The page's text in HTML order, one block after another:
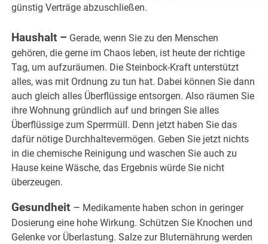
günstig Verträge abzuschließen.
Haushalt – Gerade, wenn Sie zu den Menschen
gehören, die gerne im Chaos leben, ist heute der richtige
Tag, um aufzuräumen. Die Steinbock-Kraft unterstützt
alles, was mit Ordnung zu tun hat. Dabei können Sie dann
auch gleich alles Überflüssige entsorgen. Also räumen Sie
ihre Wohnung gründlich auf und bringen Sie alles
Überflüssige zum Sperrmüll. Denn jetzt haben Sie das
dafür nötige Durchhaltevermögen. Geben Sie jetzt nichts
in die chemische Reinigung und waschen Sie auch zu
Hause keine Wäsche, das Ergebnis würde Sie nicht
überzeugen.
Gesundheit – Medikamente haben schon in geringer
Dosierung eine hohe Wirkung. Schützen Sie Knochen und
Gelenke vor Überlastung. Salze zur Bluternährung werden